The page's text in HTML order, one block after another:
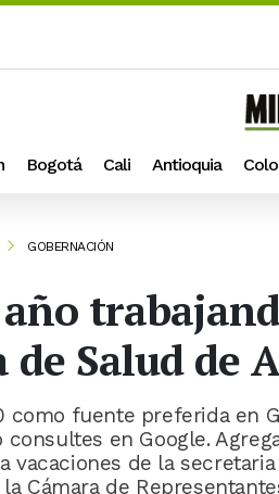
Bogotá Cali Antioquia
GOBERNACIÓN
año
de Salud de
como fuente preferida en
consultes en Google.
vacaciones de la
Cámara de